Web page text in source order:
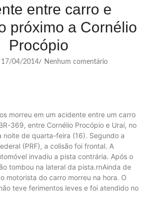
entre carro e
próximo a Cornélio
Procópio
17/04/2014/ Nenhum comentário
morreu em um acidente entre um carro
369, entre Cornélio Procópio e Uraí, no
noite de quarta-feira (16). Segundo a
(PRF), a colisão foi frontal. A
invadiu a pista contrária. Após o
tombou na lateral da pista.rnAinda de
motorista do carro morreu na hora. O
teve ferimentos leves e foi atendido no